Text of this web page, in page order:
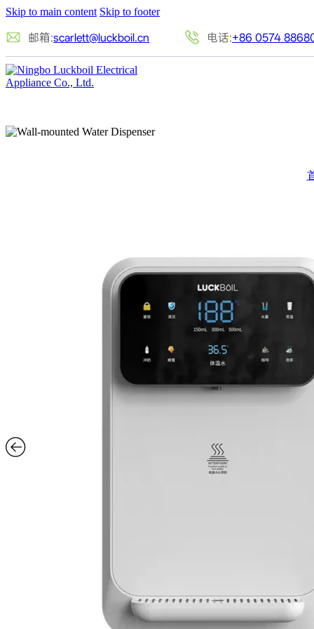
Skip to main content Skip to footer
邮箱:scarlett@luckboil.cn 电话:+86 0574